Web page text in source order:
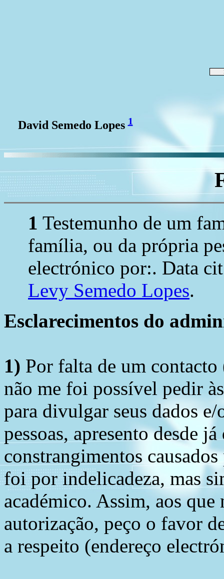
David Semedo Lopes1
1 Testemunho de um
família, ou da própria
electrónico por:. Data
Levy Semedo Lopes.
Esclarecimentos do
1) Por falta de um
não me foi possível pedir
para divulgar seus dados
pessoas, apresento desde
constrangimentos
foi por indelicadeza, mas
académico. Assim, aos
autorização, peço o favor
a respeito (endereço